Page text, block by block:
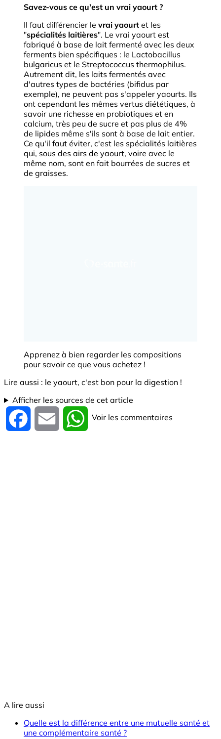
Savez-vous ce qu'est un vrai yaourt ?
Il faut différencier le vrai yaourt et les
"spécialités laitières". Le vrai yaourt est
fabriqué à base de lait fermenté avec les deux
ferments bien spécifiques : le Lactobacillus
bulgaricus et le Streptococcus thermophilus.
Autrement dit, les laits fermentés avec
d'autres types de bactéries (bifidus par
exemple), ne peuvent pas s'appeler yaourts. Ils
ont cependant les mêmes vertus diététiques, à
savoir une richesse en probiotiques et en
calcium, très peu de sucre et pas plus de 4%
de lipides même s'ils sont à base de lait entier.
Ce qu'il faut éviter, c'est les spécialités laitières
qui, sous des airs de yaourt, voire avec le
même nom, sont en fait bourrées de sucres et
de graisses.
Apprenez à bien regarder les compositions
pour savoir ce que vous achetez !
Lire aussi : le yaourt, c'est bon pour la digestion !
Afficher les sources de cet article
Facebook Email WhatsApp
Voir les commentaires
A lire aussi
Quelle est la différence entre une mutuelle santé et
une complémentaire santé ?